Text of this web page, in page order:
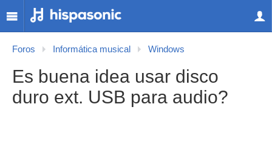
Foros Informática musical Windows
Es buena idea usar disco
duro ext. USB para audio?